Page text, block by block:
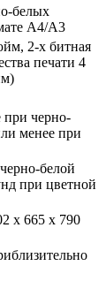
белых
A4/A3
2-х битная
печати 4
при черно-
менее при
белой
при цветной
x 665 x 790